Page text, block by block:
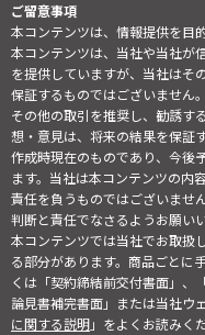
ご留意事項
本コンテンツは、情報提供を目
本コンテンツは、当社や当社が
を提供していますが、当社はそ
保証するものではございません
その他の取引を推奨し、勧誘す
想・意見は、将来の結果を保証
作成時現在のものであり、今後
ます。当社は本コンテンツの内
責任を負うものではございませ
判断と責任でなさるようお願い
本コンテンツでは当社でお取扱
る部分があります。商品ごとに
くは「契約締結前交付書面」、
論見書補完書面」または当社ウ
に関する説明」をよくお読みく